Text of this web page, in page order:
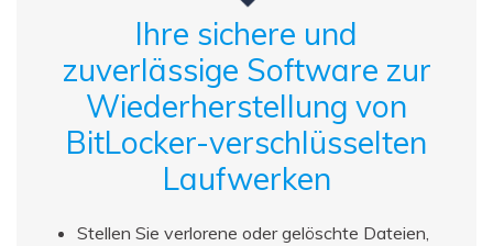
Ihre sichere und
zuverlässige Software zur
Wiederherstellung von
BitLocker-verschlüsselten
Laufwerken
Stellen Sie verlorene oder gelöschte Dateien,